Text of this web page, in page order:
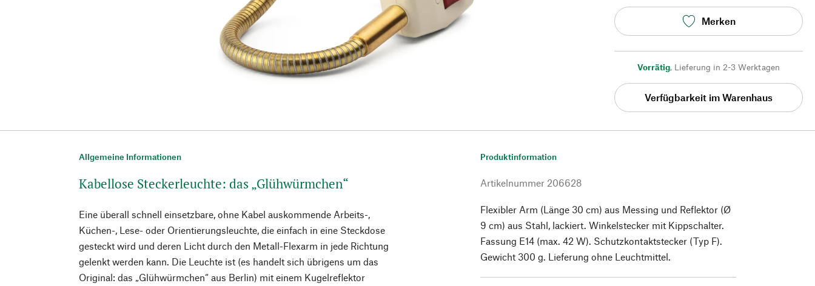
Merken
Vorrätig, Lieferung in 2-3 Werktagen
Verfügbarkeit im Warenhaus
Allgemeine Informationen
Kabellose Steckerleuchte: das „Glühwürmchen“
Eine überall schnell einsetzbare, ohne Kabel auskommende Arbeits-,
Küchen-, Lese- oder Orientierungsleuchte, die einfach in eine Steckdose
gesteckt wird und deren Licht durch den Metall-Flexarm in jede Richtung
gelenkt werden kann. Die Leuchte ist (es handelt sich übrigens um das
Original: das „Glühwürmchen“ aus Berlin) mit einem Kugelreflektor
Produktinformation
Artikelnummer 206628
Flexibler Arm (Länge 30 cm) aus Messing und Reflektor (Ø
9 cm) aus Stahl, lackiert. Winkelstecker mit Kippschalter.
Fassung E14 (max. 42 W). Schutzkontaktstecker (Typ F).
Gewicht 300 g. Lieferung ohne Leuchtmittel.